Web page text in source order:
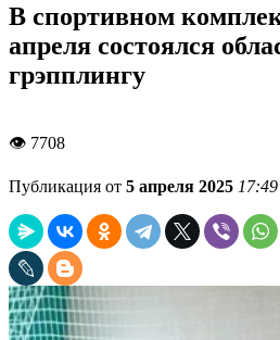
В спортивном
апреля состоялся
грэпплингу
👁 7708
Публикация от 5 апреля 2025 17:49